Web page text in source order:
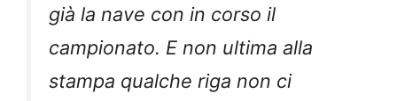
già la nave con in corso il
campionato. E non ultima alla
stampa qualche riga non ci